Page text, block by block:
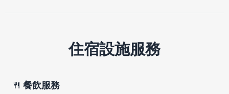
住宿設施服務
餐飲服務